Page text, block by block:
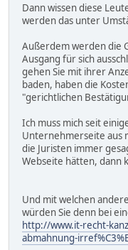
Dann wissen diese
werden das unter
Außerdem werden die
Ausgang für sich
gehen Sie mit ihrer
baden, haben die
"gerichtlichen
Ich muss mich seit
Unternehmerseite aus
die Juristen immer
Webseite hätten, dann
Und mit welchen
würden Sie denn bei
http://www.it-recht-
abmahnung-